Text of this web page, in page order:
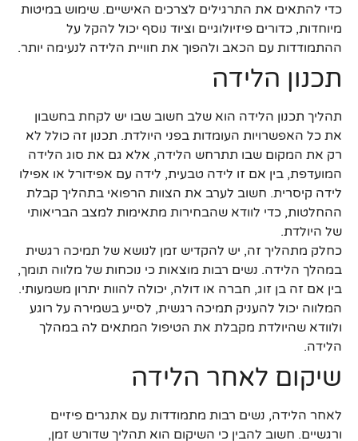
כדי להתאים את התרגילים לצרכים האישיים. שימוש במיטות
מיוחדות, כדורים פיזיולוגיים וציוד נוסף יכול להקל על
ההתמודדות עם הכאב ולהפוך את חוויית הלידה לנעימה יותר.
תכנון הלידה
תהליך תכנון הלידה הוא שלב חשוב שבו יש לקחת בחשבון
את כל האפשרויות העומדות בפני היולדת. תכנון זה כולל לא
רק את המקום שבו תתרחש הלידה, אלא גם את סוג הלידה
המועדפת, בין אם זו לידה טבעית, לידה עם אפידורל או אפילו
לידה קיסרית. חשוב לערב את הצוות הרפואי בתהליך קבלת
ההחלטות, כדי לוודא שהבחירות מתאימות למצב הבריאותי
של היולדת.
כחלק מתהליך זה, יש להקדיש זמן לנושא של תמיכה רגשית
במהלך הלידה. נשים רבות מוצאות כי נוכחות של מלווה תומך,
בין אם זה בן זוג, חברה או דולה, יכולה להוות יתרון משמעותי.
המלווה יכול להעניק תמיכה רגשית, לסייע בשמירה על רוגע
ולוודא שהיולדת מקבלת את הטיפול המתאים לה במהלך
הלידה.
שיקום לאחר הלידה
לאחר הלידה, נשים רבות מתמודדות עם אתגרים פיזיים
ורגשיים. חשוב להבין כי השיקום הוא תהליך שדורש זמן,